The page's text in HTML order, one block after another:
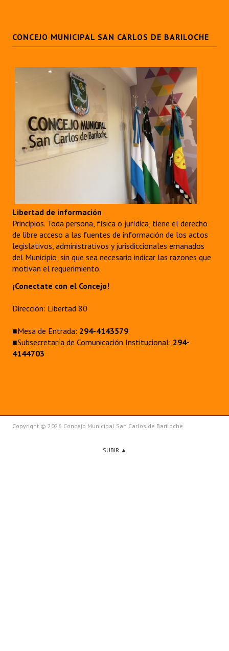
Bariloche, Municipio intercultural
Entrega de distinciones
REFORMA DE LA CARTA ORGÁNICA
CONCEJO MUNICIPAL SAN CARLOS DE BARILOCHE
Libertad de información
Principios. Toda persona, física o jurídica, tiene el derecho
de libre acceso a las fuentes de información de los actos
legislativos, administrativos y jurisdiccionales emanados
del Municipio, sin que sea necesario indicar las razones que
motivan el requerimiento.
¡Conectate con el Concejo!
Dirección: Libertad 80
■Mesa de Entrada: 294-4143579
■Subsecretaría de Comunicación Institucional: 294-
4144703
Copyright © 2026 Concejo Municipal San Carlos de Bariloche.
SUBIR ▲